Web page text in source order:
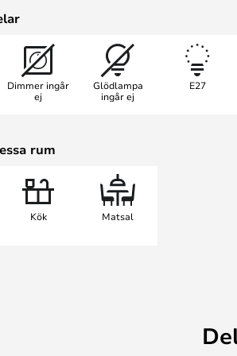
var du vill. Den här smarta
rispapperslampa ljus på platser
eftersom skärmen är gjord av glas
Dimmer ingår
ej
Glödlampa
ingår ej
E27
rum
Kök Matsal